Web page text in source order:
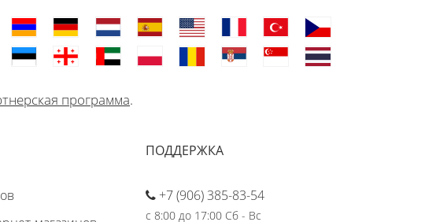
программа.
ПОДДЕРЖКА
+7 (906) 385-83-54
с 8:00 до 17:00 Сб - Вс